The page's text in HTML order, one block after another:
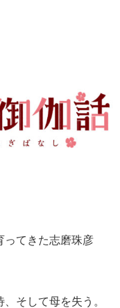
ってきた志磨珠彦
そして母を失う。